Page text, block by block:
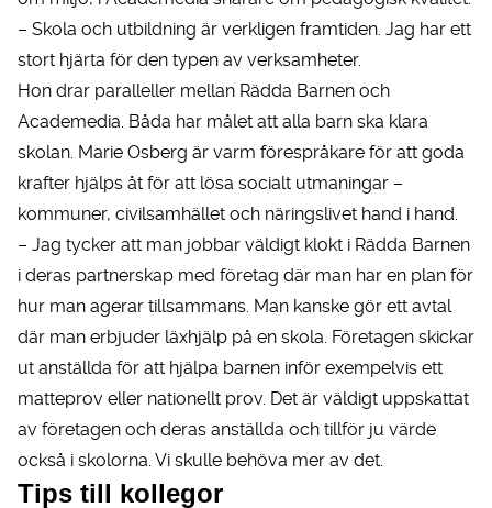
– Skola och utbildning är verkligen framtiden. Jag har ett
stort hjärta för den typen av verksamheter.
Hon drar paralleller mellan Rädda Barnen och
Academedia. Båda har målet att alla barn ska klara
skolan. Marie Osberg är varm förespråkare för att goda
krafter hjälps åt för att lösa socialt utmaningar –
kommuner, civilsamhället och näringslivet hand i hand.
– Jag tycker att man jobbar väldigt klokt i Rädda Barnen
i deras partnerskap med företag där man har en plan för
hur man agerar tillsammans. Man kanske gör ett avtal
där man erbjuder läxhjälp på en skola. Företagen skickar
ut anställda för att hjälpa barnen inför exempelvis ett
matteprov eller nationellt prov. Det är väldigt uppskattat
av företagen och deras anställda och tillför ju värde
också i skolorna. Vi skulle behöva mer av det.
Tips till kollegor